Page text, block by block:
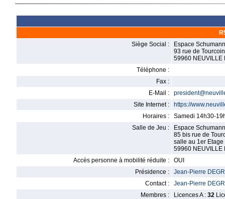
Siège Social :
Espace Schumann
93 rue de
59960 NEUVILLE
Téléphone :
Fax :
E-Mail :
Site Internet :
https://
Horaires :
Samedi 14h30-
Salle de Jeu :
Espace Schumann
85 bis rue de
salle au 1er Etage
59960 NEUVILLE
Accès personne à mobilité réduite :
OUI
Présidence :
Jean-Pierre
Contact :
Jean-Pierre
Membres :
Licences A : 32